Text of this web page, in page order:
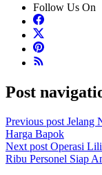
Follow Us On
Post
Previous post Jelang
Harga Bapok
Next post Operasi
Ribu Personel Siap